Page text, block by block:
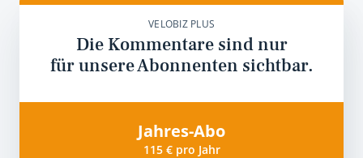
VELOBIZ PLUS
Die Kommentare sind nur
für unsere Abonnenten sichtbar.
Jahres-Abo
115 € pro Jahr